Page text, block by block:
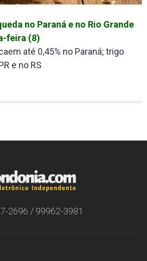
no Paraná e no Rio Grande
feira (8)
até 0,45% no Paraná; trigo
e no RS
2696 / 99962-3981